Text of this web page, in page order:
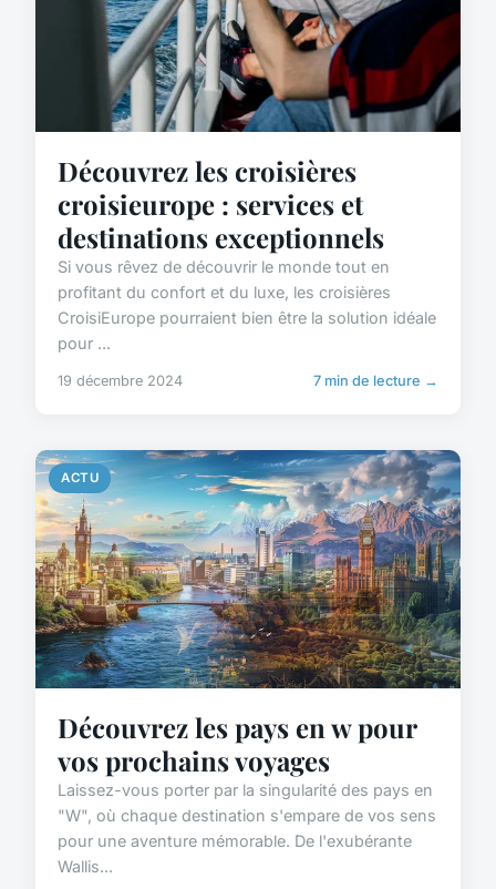
Découvrez les croisières
croisieurope : services et
destinations exceptionnels
Si vous rêvez de découvrir le monde tout en
profitant du confort et du luxe, les croisières
CroisiEurope pourraient bien être la solution idéale
pour ...
19 décembre 2024 7 min de lecture →
ACTU
Découvrez les pays en w pour
vos prochains voyages
Laissez-vous porter par la singularité des pays en
"W", où chaque destination s'empare de vos sens
pour une aventure mémorable. De l'exubérante
Wallis...